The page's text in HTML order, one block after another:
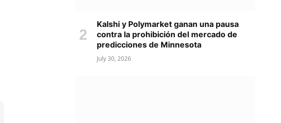
Kalshi y Polymarket ganan una pausa
contra la prohibición del mercado de
predicciones de Minnesota
July 30, 2026